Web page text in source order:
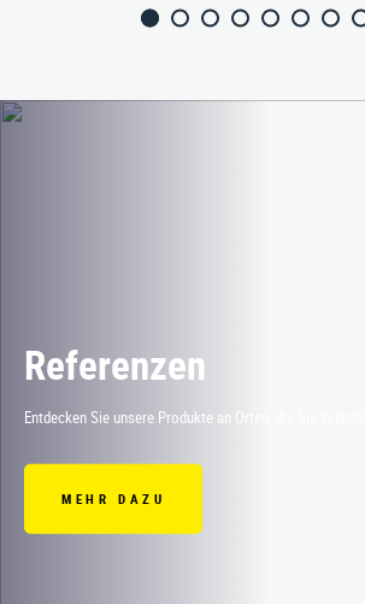
Referenzen
Entdecken Sie unsere Produkte an Orten, die Sie kennen
MEHR DAZU